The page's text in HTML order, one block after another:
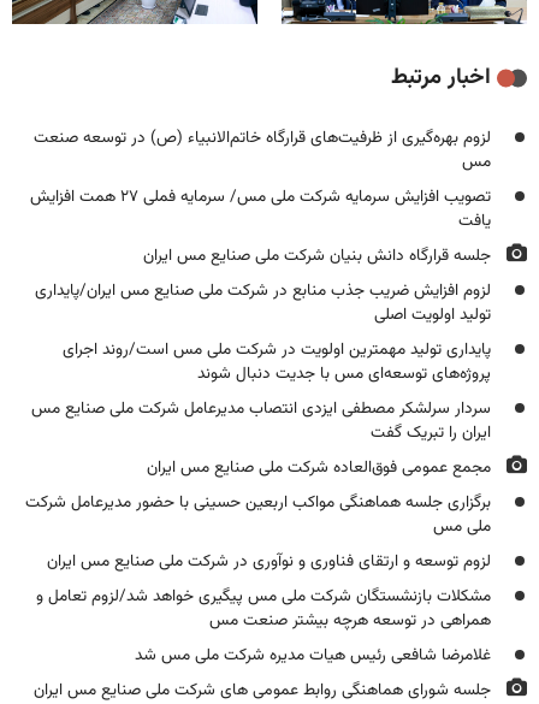
اخبار مرتبط
لزوم بهره‌گیری از ظرفیت‌های قرارگاه خاتم‌الانبیاء (ص) در توسعه صنعت
مس
تصویب افزایش سرمایه شرکت ملی مس/ سرمایه فملی ۲۷ همت افزایش
یافت
جلسه قرارگاه دانش بنیان شرکت ملی صنایع مس ایران
لزوم افزایش ضریب جذب منابع در شرکت ملی صنایع مس ایران/پایداری
تولید اولویت‌ اصلی
پایداری تولید مهمترین اولویت در شرکت ملی مس است/روند اجرای
پروژه‌های توسعه‌ای مس با جدیت دنبال شوند
سردار سرلشکر مصطفی ایزدی انتصاب مدیرعامل شرکت ملی صنایع مس
ایران را تبریک گفت
مجمع عمومی فوق‌العاده شرکت ملی صنایع مس ایران
برگزاری جلسه هماهنگی مواکب اربعین حسینی با حضور مدیرعامل شرکت
ملی مس
لزوم توسعه و ارتقای فناوری و نوآوری در شرکت ملی صنایع مس ایران
مشکلات بازنشستگان شرکت ملی مس پیگیری خواهد شد/لزوم تعامل و
همراهی در توسعه هرچه بیشتر صنعت مس
غلامرضا شافعی رئیس هیات مدیره شرکت ملی مس شد
جلسه شورای هماهنگی روابط عمومی های شرکت ملی صنایع مس ایران